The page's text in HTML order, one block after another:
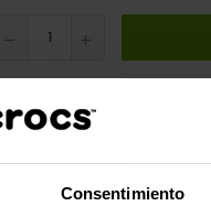
Consentimiento